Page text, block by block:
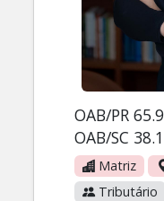
OAB/PR
OAB/SC
Matriz
Tributário